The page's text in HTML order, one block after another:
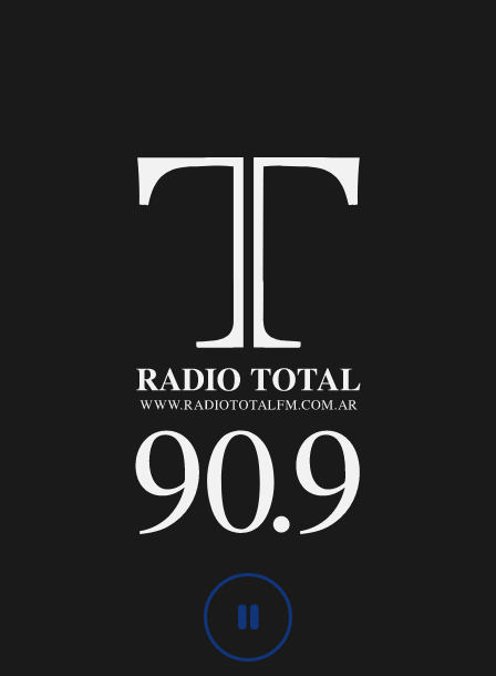
+54 9 3442 423710
+54 9 3442 666330
@radiototal909
/radiototal
Moreno 122, Concepción del
Uruguay, Entre Ríos, Argentina.